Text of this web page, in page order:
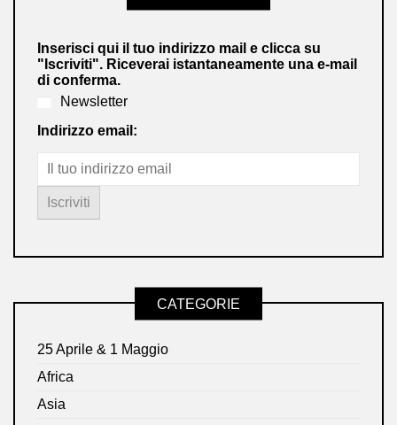
Inserisci qui il tuo indirizzo mail e clicca su
"Iscriviti". Riceverai istantaneamente una e-mail
di conferma.
Newsletter
Indirizzo email:
CATEGORIE
25 Aprile & 1 Maggio
Africa
Asia